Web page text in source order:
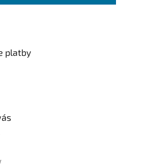
platby